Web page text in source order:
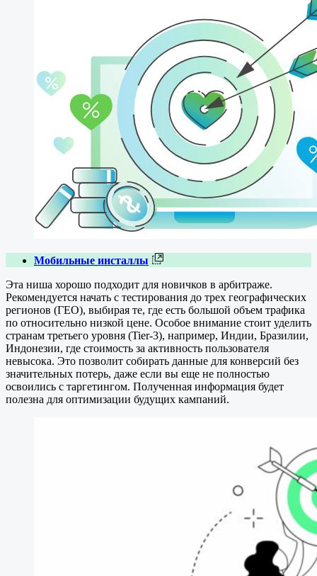
Мобильные инсталлы
Эта ниша хорошо подходит для новичков в арбитраже.
Рекомендуется начать с тестирования до трех географических
регионов (ГЕО), выбирая те, где есть большой объем трафика
по относительно низкой цене. Особое внимание стоит уделить
странам третьего уровня (Tier-3), например, Индии, Бразилии,
Индонезии, где стоимость за активность пользователя
невысока. Это позволит собирать данные для конверсий без
значительных потерь, даже если вы еще не полностью
освоились с таргетингом. Полученная информация будет
полезна для оптимизации будущих кампаний.